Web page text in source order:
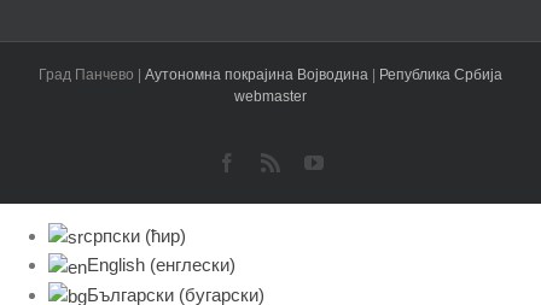
Град Панчево | Аутономна покрајина Војводина | Република Србија
webmaster
Facebook
Rss YouTube
српски (ћир)
English (енглески)
Български (бугарски)